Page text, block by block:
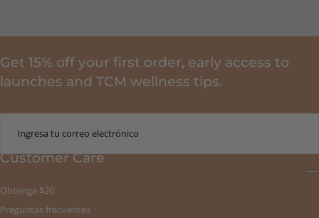
Get 15% off your first order, early access to
launches and TCM wellness tips.
Customer Care
Obtenga $20
Preguntas frecuentes